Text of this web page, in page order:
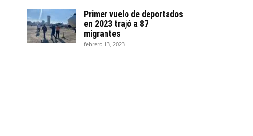
Primer vuelo de deportados
en 2023 trajó a 87
migrantes
febrero 13, 2023